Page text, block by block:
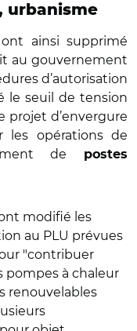
urbanisme
ainsi supprimé
au gouvernement
d’autorisation
le seuil de tension
projet d’envergure
les opérations de
de
postes
modifié les
au PLU prévues
"contribuer
à chaleur
renouvelables